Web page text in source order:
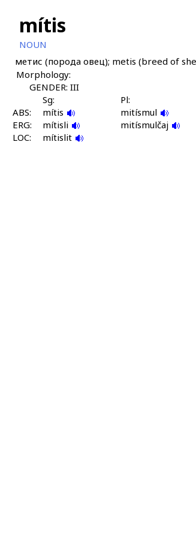
mítis
NOUN
метис (порода овец); metis (breed of
Morphology:
GENDER: III
Sg:
Pl:
ABS:
mítis
mitísmul
ERG:
mítisli
mitísmulčaj
LOC:
mítislit